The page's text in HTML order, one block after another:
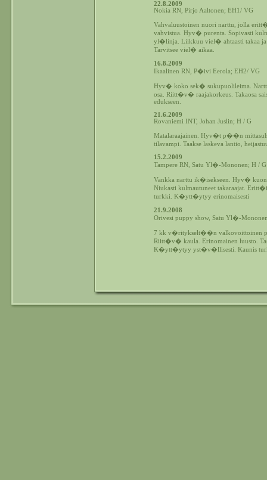
22.8.2009
Nokia RN, Pirjo Aaltonen; EH1/ VG
Vahvaluustoinen nuori narttu, jolla
vahvistua. Hyv� purenta. Sopivasti
yl�linja. Liikkuu viel� ahtaasti takaa
Tarvitsee viel� aikaa.
16.8.2009
Ikaalinen RN, P�ivi Eerola; EH2/ VG
Hyv� koko sek� sukupuolileima.
osa. Riitt�v� raajakorkeus. Takaosa
edukseen.
21.6.2009
Rovaniemi INT, Johan Juslin; H / G
Matalaraajainen. Hyv�t p��n
tilavampi. Taakse laskeva lantio,
15.2.2009
Tampere RN, Satu Yl�-Mononen; H / G
Vankka narttu ik�isekseen. Hyv�
Niukasti kulmautuneet takaraajat.
turkki. K�ytt�ytyy erinomaisesti
21.9.2008
Orivesi puppy show, Satu Yl�-
7 kk v�ritykselt��n valkovoittoinen
Riitt�v� kaula. Erinomainen luusto.
K�ytt�ytyy yst�v�llisesti. Kaunis